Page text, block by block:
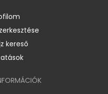
kereső